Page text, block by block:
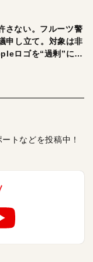
さない。フルーツ警
申し立て。対象は非
ロゴを“過剰”に守
トなどを投稿中！